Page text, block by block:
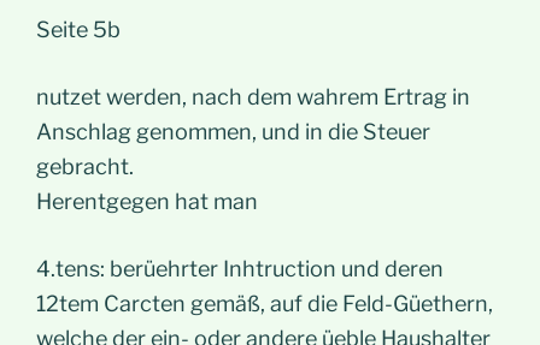
Seite 5b
nutzet werden, nach dem wahrem Ertrag in
Anschlag genommen, und in die Steuer
gebracht.
Herentgegen hat man
4.tens: berüehrter Inhtruction und deren
12tem Carcten gemäß, auf die Feld-Güethern,
welche der ein- oder andere üeble Haushalter